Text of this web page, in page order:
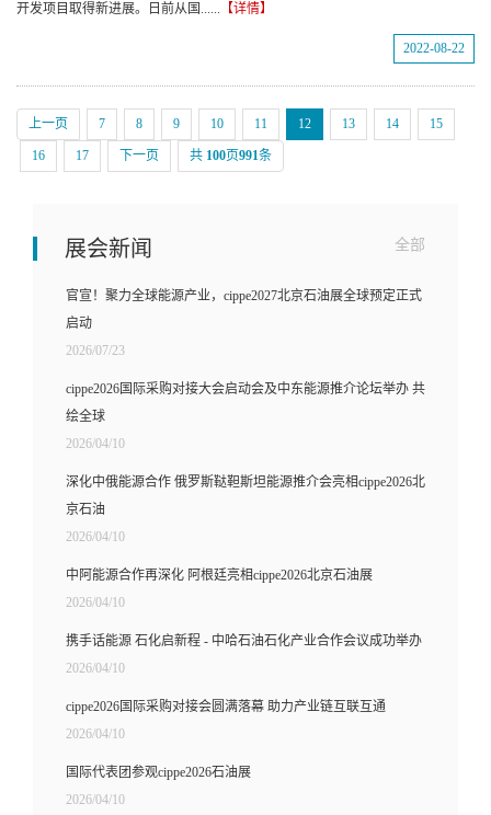
开发项目取得新进展。日前从国...... 【详情】
2022-08-22
上一页 7 8 9 10 11 12 13 14 15
16 17 下一页 共 100页991条
展会新闻 全部
官宣！聚力全球能源产业，cippe2027北京石油展全球预定正式
启动
2026/07/23
cippe2026国际采购对接大会启动会及中东能源推介论坛举办 共
绘全球
2026/04/10
深化中俄能源合作 俄罗斯鞑靼斯坦能源推介会亮相cippe2026北
京石油
2026/04/10
中阿能源合作再深化 阿根廷亮相cippe2026北京石油展
2026/04/10
携手话能源 石化启新程 - 中哈石油石化产业合作会议成功举办
2026/04/10
cippe2026国际采购对接会圆满落幕 助力产业链互联互通
2026/04/10
国际代表团参观cippe2026石油展
2026/04/10